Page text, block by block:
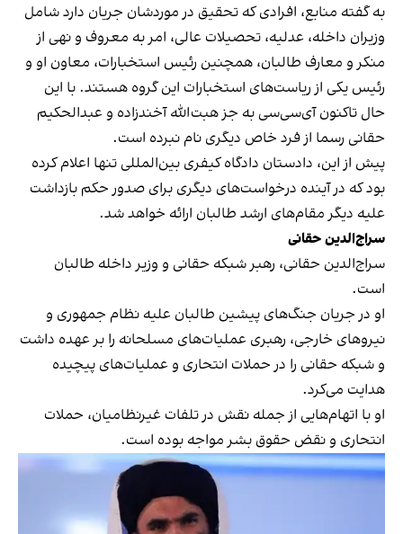
به گفته منابع، افرادی که تحقیق در موردشان جریان دارد شامل
وزیران داخله، عدلیه، تحصیلات عالی، امر به معروف و نهی از
منکر و معارف طالبان، همچنین رئیس استخبارات، معاون او و
رئیس یکی از ریاست‌های استخبارات این گروه هستند. با این
حال تاکنون آی‌سی‌سی به جز هبت‌الله آخندزاده و عبدالحکیم
حقانی رسما از فرد خاص دیگری نام نبرده است.
پیش از این، دادستان دادگاه کیفری بین‌المللی تنها اعلام کرده
بود که در آینده درخواست‌های دیگری برای صدور حکم بازداشت
علیه دیگر مقام‌های ارشد طالبان ارائه خواهد شد.
سراج‌الدین حقانی
سراج‌الدین حقانی، رهبر شبکه حقانی و وزیر داخله طالبان
است.
او در جریان جنگ‌های پیشین طالبان علیه نظام جمهوری و
نیروهای خارجی، رهبری عملیات‌های مسلحانه را بر عهده داشت
و شبکه حقانی را در حملات انتحاری و عملیات‌های پیچیده
هدایت می‌کرد.
او با اتهام‌هایی از جمله نقش در تلفات غیرنظامیان، حملات
انتحاری و نقض حقوق بشر مواجه بوده است.